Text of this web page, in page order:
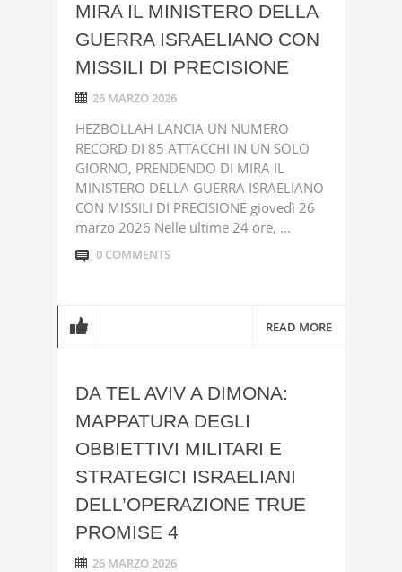
MIRA IL MINISTERO DELLA
GUERRA ISRAELIANO CON
MISSILI DI PRECISIONE
26 MARZO 2026
HEZBOLLAH LANCIA UN NUMERO
RECORD DI 85 ATTACCHI IN UN SOLO
GIORNO, PRENDENDO DI MIRA IL
MINISTERO DELLA GUERRA ISRAELIANO
CON MISSILI DI PRECISIONE giovedì 26
marzo 2026 Nelle ultime 24 ore, ...
0 COMMENTS
READ MORE
DA TEL AVIV A DIMONA:
MAPPATURA DEGLI
OBBIETTIVI MILITARI E
STRATEGICI ISRAELIANI
DELL’OPERAZIONE TRUE
PROMISE 4
26 MARZO 2026